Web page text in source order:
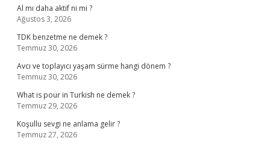
Al mı daha aktif ni mi ?
Ağustos 3, 2026
TDK benzetme ne demek ?
Temmuz 30, 2026
Avcı ve toplayıcı yaşam sürme hangi dönem ?
Temmuz 30, 2026
What is pour in Turkish ne demek ?
Temmuz 29, 2026
Koşullu sevgi ne anlama gelir ?
Temmuz 27, 2026